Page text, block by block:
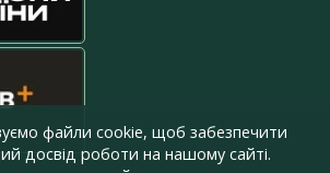
файли cookie, щоб забезпечити
досвід роботи на нашому сайті.